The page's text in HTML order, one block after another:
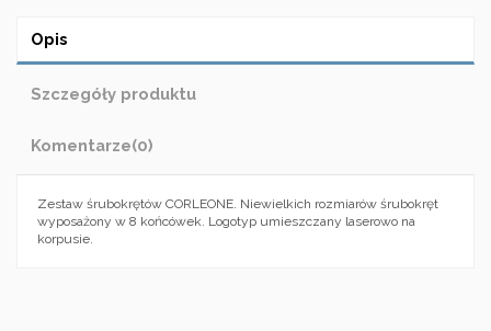
Opis
Szczegóły produktu
Komentarze(0)
Zestaw śrubokrętów CORLEONE. Niewielkich rozmiarów śrubokręt
wyposażony w 8 końcówek. Logotyp umieszczany laserowo na
korpusie.